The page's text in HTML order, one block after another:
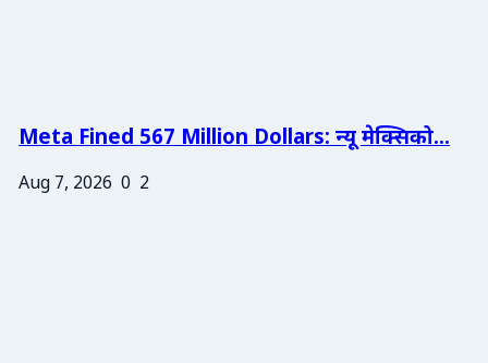
Meta Fined 567 Million Dollars: न्यू मेक्सिको...
Aug 7, 2026 0 2